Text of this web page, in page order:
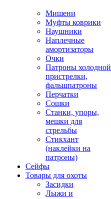
Мишени
Муфты коврики
Наушники
Наплечные
амортизаторы
Очки
Патроны холодной
пристрелки,
фальшпатроны
Перчатки
Сошки
Станки, упоры,
мешки для
стрельбы
Стикхант
(наклейки на
патроны)
Сейфы
Товары для охоты
Засидки
Лыжи и